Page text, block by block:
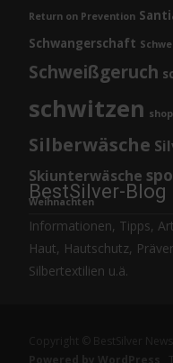
Return on Prevention
Schwangerschaft
Schweißgeruch
schwitzen
Silberwäsche
Skiunterwäsche
Weihnachten
BestSilver-Blog
Informationen, Tipps,
Haut, Hautschutz,
Silbertextilien u.ä.